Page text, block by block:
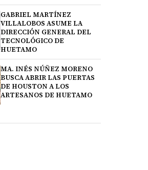
GABRIEL MARTÍNEZ
VILLALOBOS ASUME LA
DIRECCIÓN GENERAL DEL
TECNOLÓGICO DE
HUETAMO
MA. INÉS NÚÑEZ MORENO
BUSCA ABRIR LAS PUERTAS
DE HOUSTON A LOS
ARTESANOS DE HUETAMO